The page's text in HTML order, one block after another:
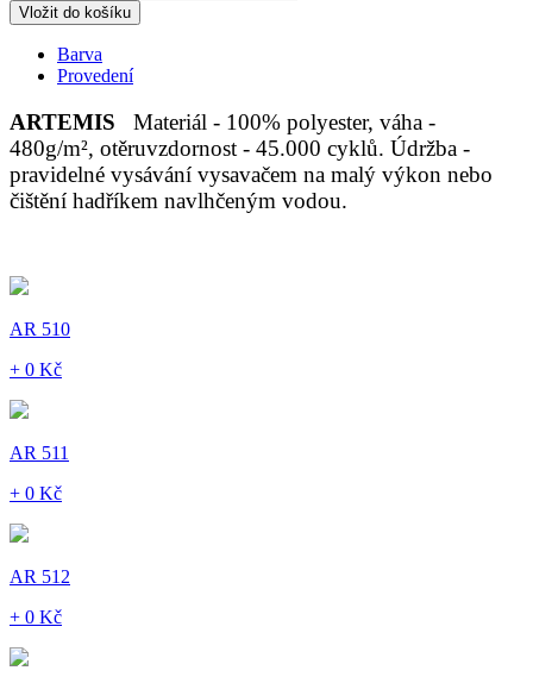
Vložit do košíku
Barva
Provedení
ARTEMIS
Materiál - 100% polyester, váha -
480g/m², otěruvzdornost - 45.000 cyklů. Údržba -
pravidelné vysávání vysavačem na malý výkon nebo
čištění hadříkem navlhčeným vodou.
AR 510
+ 0 Kč
AR 511
+ 0 Kč
AR 512
+ 0 Kč